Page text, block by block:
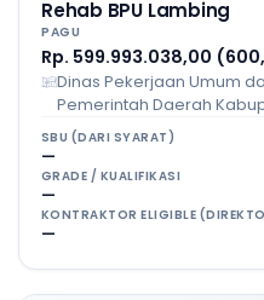
Rehab BPU Lambing
PAGU
Rp. 599.993.038,00
Dinas Pekerjaan Umum
Pemerintah Daerah
SBU (DARI SYARAT)
—
GRADE / KUALIFIKASI
—
KONTRAKTOR ELIGIBLE
—